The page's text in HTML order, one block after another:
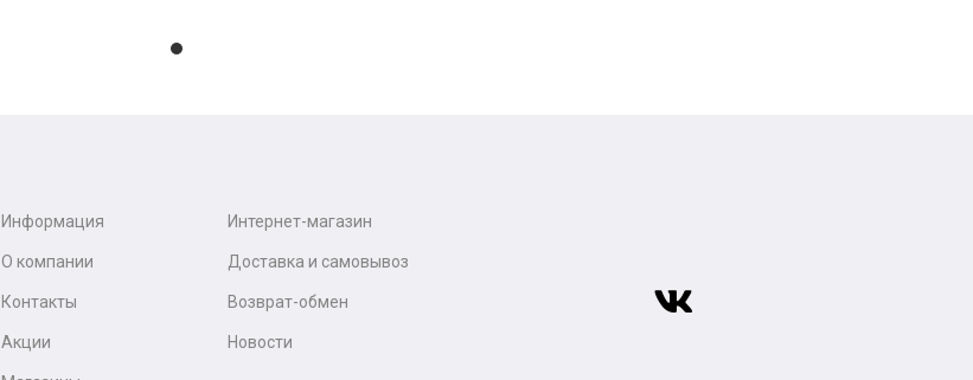
Информация
О компании
Контакты
Акции
Интернет-магазин
Доставка и самовывоз
Возврат-обмен
Новости